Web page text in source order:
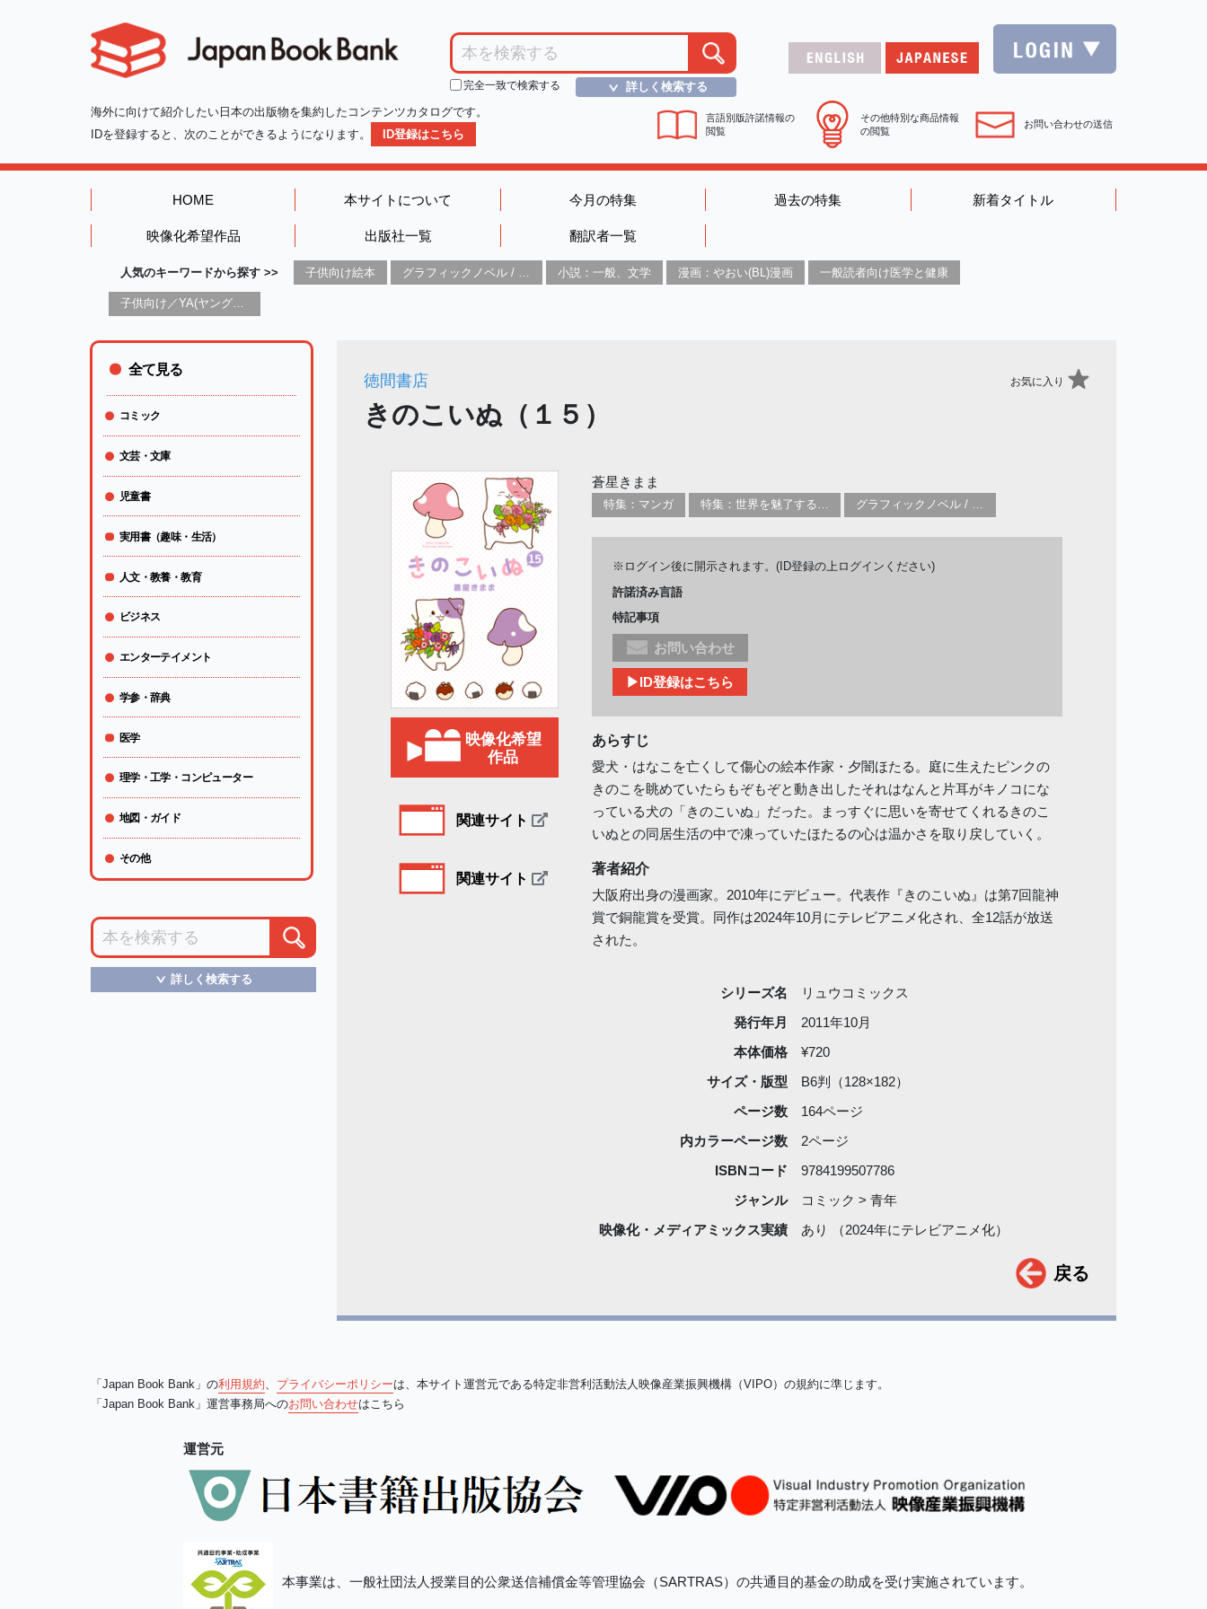
完全一致で検索する ＞
詳しく検索する
海外に向けて紹介したい日本の出版物を集約したコンテンツカタログです。
IDを登録すると、次のことができるようになります。
ID登録はこちら
言語別版許諾情報の
閲覧
その他特別な商品情報
の閲覧
お問い合わせの送信
HOME 本サイトについて 今月の特集 過去の特集 新着タイトル
映像化希望作品 出版社一覧 翻訳者一覧
人気のキーワードから探す >> 子供向け絵本 小説：一般、文学 漫画：やおい(BL)漫画 一般読者向け医学と健康
子供向け／YA(ヤングアダルト)向け一般：芸術&芸術家
徳間書店 お気に入り
きのこいぬ（１５）
映像化希望
作品
関連サイト
関連サイト
蒼星きまま
特集：マンガ 特集：世界を魅了する日本のマンガ グラフィックノベル / コミックブック / 漫画：スタイル / 伝統
※ログイン後に開示されます。(ID登録の上ログインください)
許諾済み言語
特記事項
お問い合わせ
▶ID登録はこちら
あらすじ
愛犬・はなこを亡くして傷心の絵本作家・夕闇ほたる。庭に生えたピンクの
きのこを眺めていたらもぞもぞと動き出したそれはなんと片耳がキノコにな
っている犬の「きのこいぬ」だった。まっすぐに思いを寄せてくれるきのこ
いぬとの同居生活の中で凍っていたほたるの心は温かさを取り戻していく。
著者紹介
大阪府出身の漫画家。2010年にデビュー。代表作『きのこいぬ』は第7回龍神
賞で銅龍賞を受賞。同作は2024年10月にテレビアニメ化され、全12話が放送
された。
シリーズ名
リュウコミックス
発行年月
2011年10月
本体価格
¥720
サイズ・版型
B6判（128×182）
ページ数
164ページ
内カラーページ数
2ページ
ISBNコード
9784199507786
ジャンル
コミック > 青年
映像化・ メディアミックス実績 あり （2024年にテレビアニメ化）
戻る
全て見る
コミック
文芸・文庫
児童書
実用書（趣味・生活）
人文・教養・教育
ビジネス
エンターテイメント
学参・辞典
医学
理学・工学・コンピューター
地図・ガイド
その他
＞詳しく検索する
「Japan Book Bank」の利用規約 プライバシーポリシーは、本サイト運営元である特定非営利活動法人映像産業振興機構（VIPO）の規約に準じます。
「Japan Book Bank」運営事務局へのお問い合わせはこちら
運営元
本事業は、一般社団法人授業目的公衆送信補償金等管理協会（SARTRAS）の共通目的基金の助成を受け実施されています。